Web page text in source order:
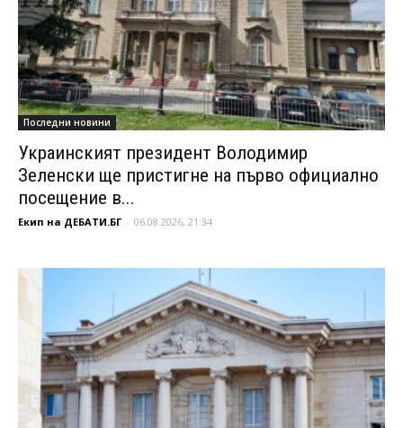
Последни новини
Украинският президент Володимир
Зеленски ще пристигне на първо официално
посещение в...
Екип на ДЕБАТИ.БГ - 06.08.2026, 21:34